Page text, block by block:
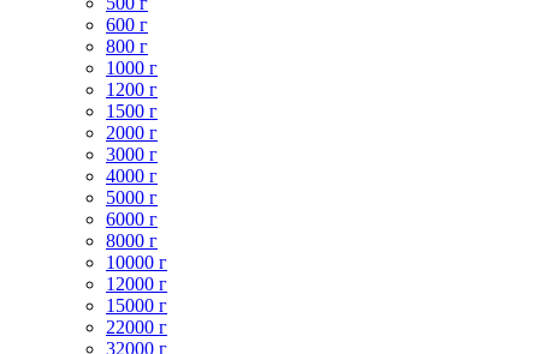
600 г
800 г
1000 г
1200 г
1500 г
2000 г
3000 г
4000 г
5000 г
6000 г
8000 г
10000 г
12000 г
15000 г
22000 г
32000 г